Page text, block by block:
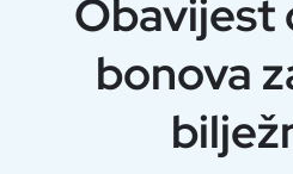
Obavijest
bonova